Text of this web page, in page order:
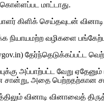
மாட்டாது.
கிளிக் செய்தவுடன்
நியாயமற்ற வழிகளை
அப்பாற்பட்ட வேறு
சான்று, அதை
வினாடி வினாவைத்